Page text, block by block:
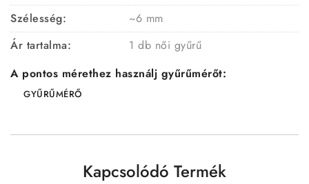
Szélesség:
~6 mm
Ár tartalma:
1 db női gyűrű
A pontos mérethez használj gyűrűmérőt:
GYŰRŰMÉRŐ
Kapcsolódó Termék